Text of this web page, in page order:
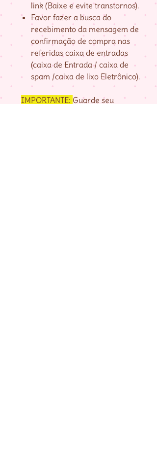
link (Baixe e evite transtornos).
Favor fazer a busca do
recebimento da mensagem de
confirmação de compra nas
referidas caixa de entradas
(caixa de Entrada / caixa de
spam /caixa de lixo Eletrônico).
IMPORTANTE: Guarde seu